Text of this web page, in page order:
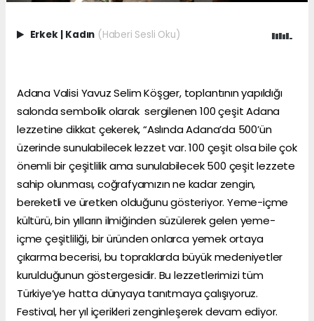
Erkek | Kadın (Haberi Sesli Oku)
Adana Valisi Yavuz Selim Köşger, toplantının yapıldığı
salonda sembolik olarak sergilenen 100 çeşit Adana
lezzetine dikkat çekerek, “Aslında Adana’da 500’ün
üzerinde sunulabilecek lezzet var. 100 çeşit olsa bile çok
önemli bir çeşitlilik ama sunulabilecek 500 çeşit lezzete
sahip olunması, coğrafyamızın ne kadar zengin,
bereketli ve üretken olduğunu gösteriyor. Yeme-içme
kültürü, bin yılların ilmiğinden süzülerek gelen yeme-
içme çeşitliliği, bir üründen onlarca yemek ortaya
çıkarma becerisi, bu topraklarda büyük medeniyetler
kurulduğunun göstergesidir. Bu lezzetlerimizi tüm
Türkiye’ye hatta dünyaya tanıtmaya çalışıyoruz.
Festival, her yıl içerikleri zenginleşerek devam ediyor.